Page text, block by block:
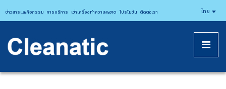
CLEANATICJ
ข่าวสารและกิจกรรม การบริการ เช่าเครื่องทำความสะอาด โปรโมชั่น ติดต่อเรา ไทย